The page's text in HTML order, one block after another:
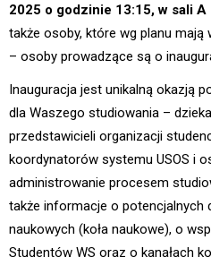
2025 o godzinie 13:15, w sali A
także osoby, które wg planu
– osoby prowadzące są o
Inauguracja jest unikalną okazją
dla Waszego studiowania –
przedstawicieli organizacji
koordynatorów systemu USOS i
administrowanie procesem
także informacje o potencjalnych
naukowych (koła naukowe), o
Studentów WS oraz o kanałach